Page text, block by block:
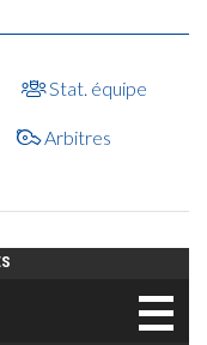
Stat. équipe
Arbitres